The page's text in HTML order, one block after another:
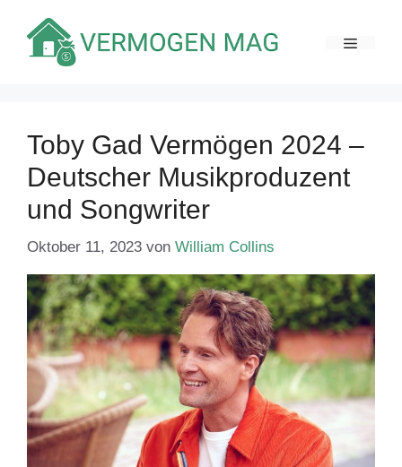
Inhalt
springen
Toby Gad Vermögen 2024 –
Deutscher Musikproduzent
und Songwriter
Oktober 11, 2023 von William Collins